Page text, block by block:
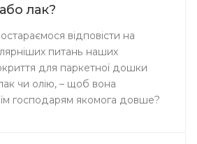
лак?
відповісти на
питань наших
для паркетної дошки
чи олію, – щоб вона
господарям якомога довше?